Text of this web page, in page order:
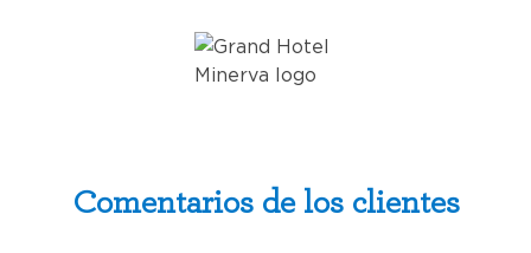
Comentarios de los clientes